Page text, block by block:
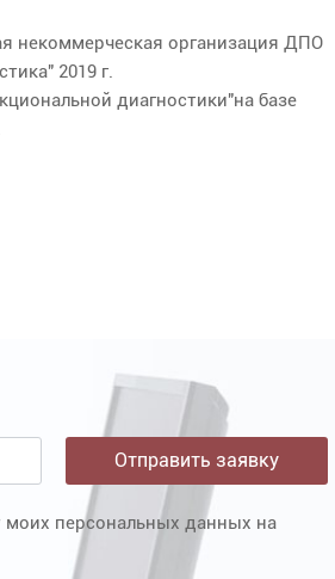
некоммерческая организация ДПО
2019 г.
диагностики"на базе
моих персональных данных на